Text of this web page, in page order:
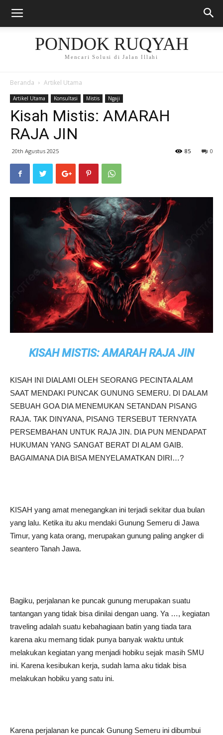
PONDOK RUQYAH
Mencari Solusi di Jalan Illahi
Beranda Artikel Utama
Artikel Utama Konsultasi Mistis Ngaji
Kisah Mistis: AMARAH
RAJA JIN
20th Agustus 2025 0
85
KISAH MISTIS: AMARAH RAJA JIN
KISAH INI DIALAMI OLEH SEORANG PECINTA ALAM
SAAT MENDAKI PUNCAK GUNUNG SEMERU. DI DALAM
SEBUAH GOA DIA MENEMUKAN SETANDAN PISANG
RAJA. TAK DINYANA, PISANG TERSEBUT TERNYATA
PERSEMBAHAN UNTUK RAJA JIN. DIA PUN MENDAPAT
HUKUMAN YANG SANGAT BERAT DI ALAM GAIB.
BAGAIMANA DIA BISA MENYELAMATKAN DIRI…?
KISAH yang amat menegangkan ini terjadi sekitar dua bulan
yang lalu. Ketika itu aku mendaki Gunung Semeru di Jawa
Timur, yang kata orang, merupakan gunung paling angker di
seantero Tanah Jawa.
Bagiku, perjalanan ke puncak gunung merupakan suatu
tantangan yang tidak bisa dinilai dengan uang. Ya …, kegiatan
traveling adalah suatu kebahagiaan batin yang tiada tara
karena aku memang tidak punya banyak waktu untuk
melakukan kegiatan yang menjadi hobiku sejak masih SMU
ini. Karena kesibukan kerja, sudah lama aku tidak bisa
melakukan hobiku yang satu ini.
Karena perjalanan ke puncak Gunung Semeru ini dibumbui